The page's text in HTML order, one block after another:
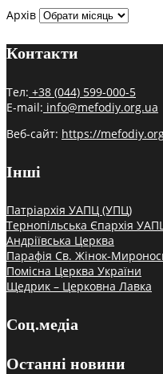
Архів
Контакти
Тел: +38 (044) 599-000-5
E-mail: info@mefodiy.org.ua
Веб-сайт: https://
Інші
Патріархія УАПЦ (УПЦ)
Тернопільська Єпархія
Андріївська Церква
Парафія Св. Жінок-
Помісна Церква України
Щедрик – Церковна Лавка
Соц.медіа
Останні новини